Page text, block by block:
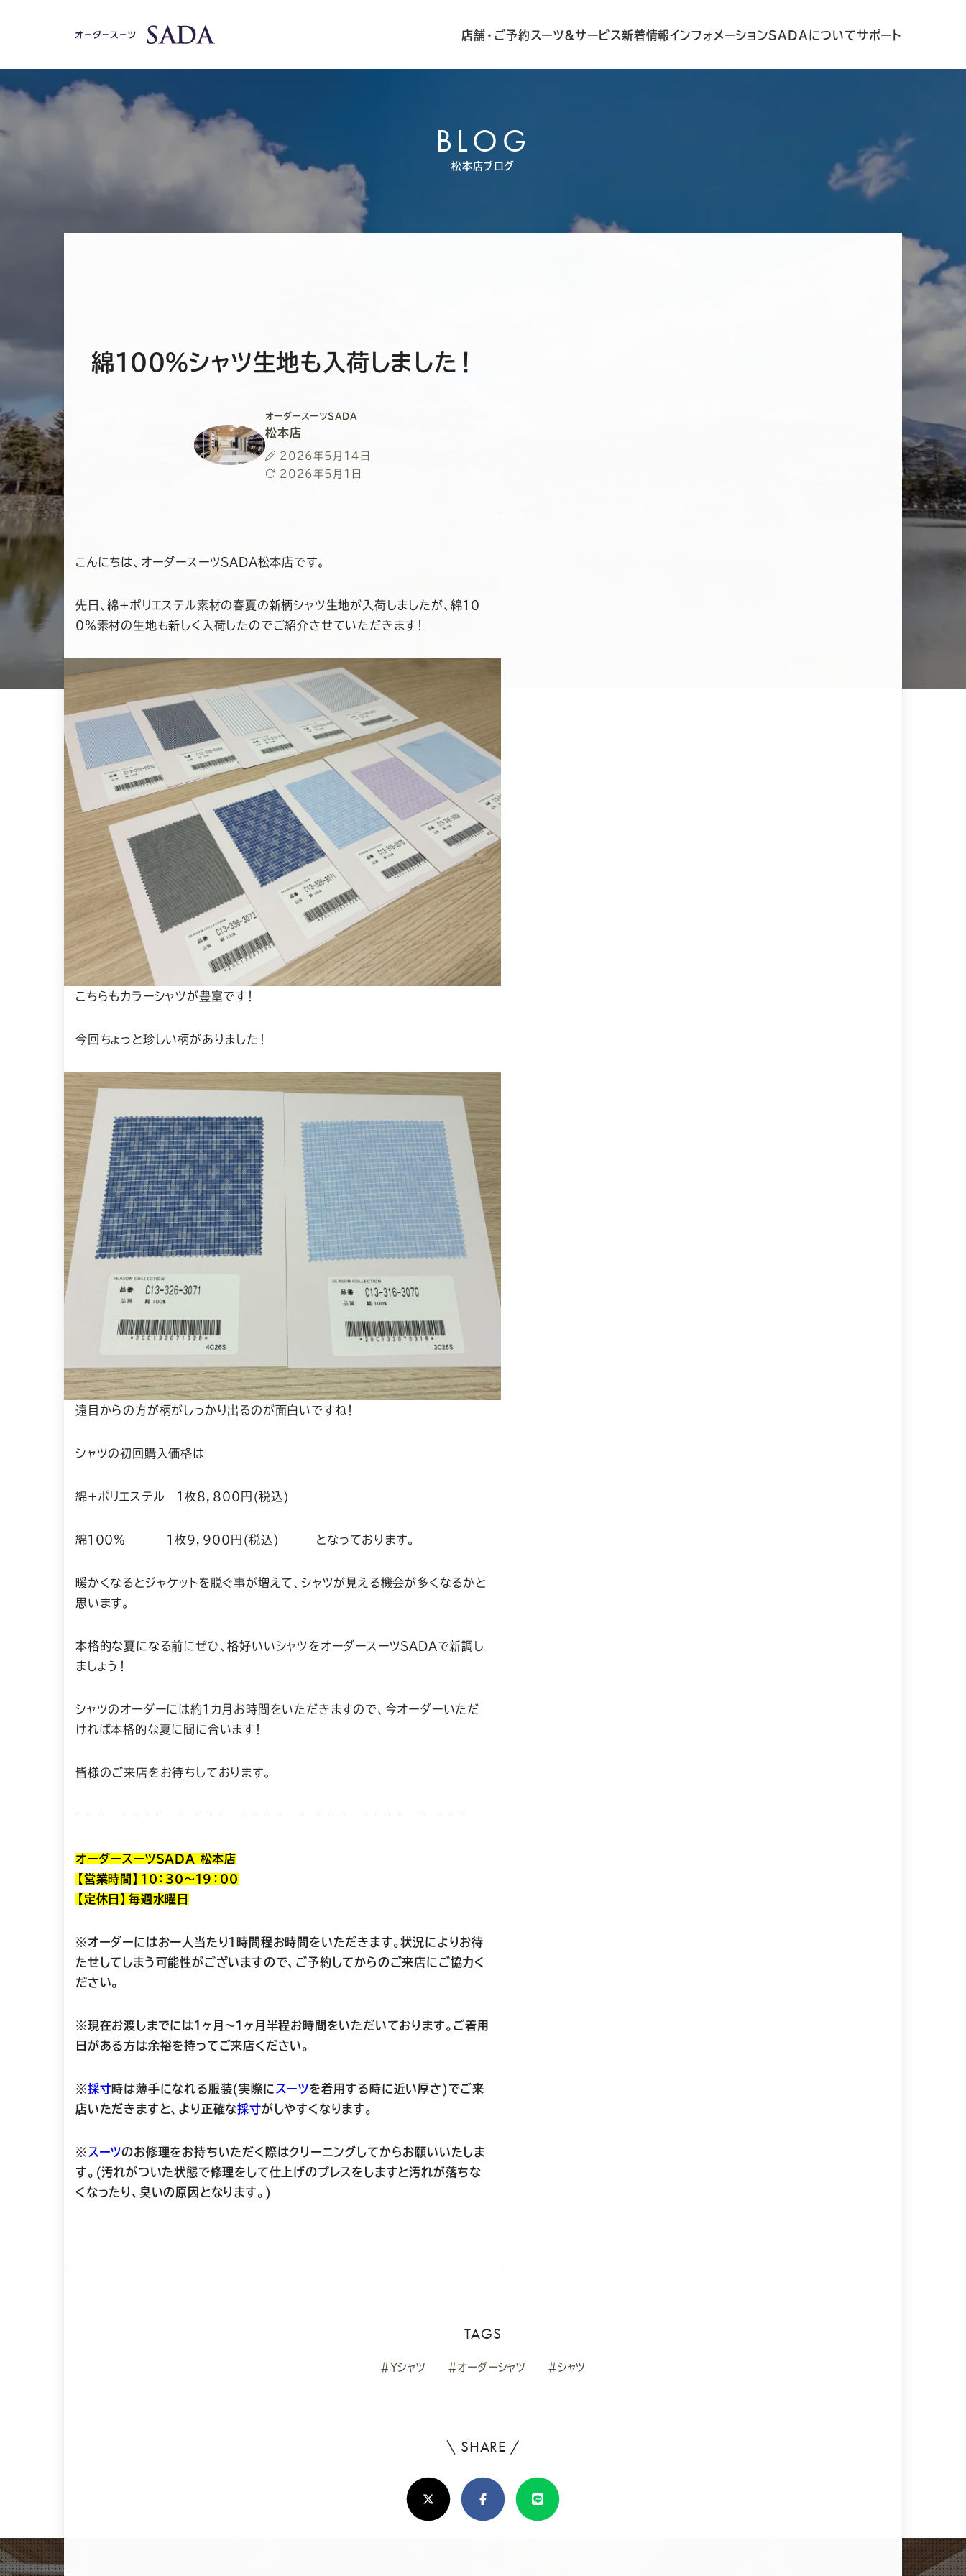
店舗・ご予約 スーツ&サービス新着情報インフォメーションSADAについてサポート
BLOG
松本店ブログ
綿１００％シャツ生地も入荷しました！
オーダースーツSADA
松本店
投
稿
2026年5月14日
最
更
2026年5月1日
こんにちは、オーダースーツSADA松本店です。
先日、綿+ポリエステル素材の春夏の新柄シャツ生地が入荷しましたが、綿１０
０％素材の生地も新しく入荷したのでご紹介させていただきます！
こちらもカラーシャツが豊富です！
今回ちょっと珍しい柄がありました！
遠目からの方が柄がしっかり出るのが面白いですね！
シャツの初回購入価格は
綿+ポリエステル １枚８，８００円(税込)
綿１００％ １枚９，９００円(税込) となっております。
暖かくなるとジャケットを脱ぐ事が増えて、シャツが見える機会が多くなるかと
思います。
本格的な夏になる前にぜひ、格好いいシャツをオーダースーツSADAで新調し
ましょう！
シャツのオーダーには約１カ月お時間をいただきますので、今オーダーいただ
ければ本格的な夏に間に合います！
皆様のご来店をお待ちしております。
————————————————————————————————
オーダースーツSADA 松本店
【営業時間】１０：３０～１９：００
【定休日】毎週水曜日
※オーダーにはお一人当たり１時間程お時間をいただきます。状況によりお待
たせしてしまう可能性がございますので、ご予約してからのご来店にご協力く
ださい。
※現在お渡しまでには１ヶ月〜１ヶ月半程お時間をいただいております。ご着用
日がある方は余裕を持ってご来店ください。
※採寸時は薄手になれる服装(実際に スーツを着用する時に近い厚さ)でご来
店いただきますと、より正確な採寸がしやすくなります。
※ スーツのお修理をお持ちいただく際はクリーニングしてからお願いいたしま
す。(汚れがついた状態で修理をして仕上げのプレスをしますと汚れが落ちな
くなったり、臭いの原因となります。)
TAGS
#Yシャツ #オーダーシャツ #シャツ
\ SHARE /
ろ
し
け
X(Twitter)FacebookLine